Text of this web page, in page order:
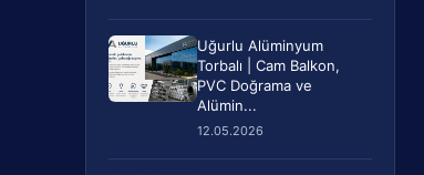
Uğurlu Alüminyum
Torbalı | Cam Balkon,
PVC Doğrama ve
Alümin...
12.05.2026